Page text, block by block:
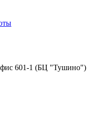
601-1 (БЦ "Тушино")